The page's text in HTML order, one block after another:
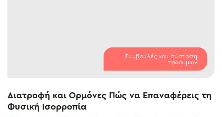
Συμβουλές και σύσταση
τροφίμων
Διατροφή και Ορμόνες Πώς να Επαναφέρεις τη
Φυσική Ισορροπία